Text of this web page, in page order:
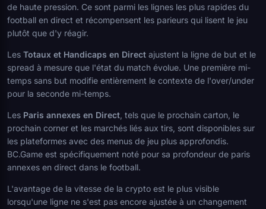
de haute pression. Ce sont parmi les lignes les plus rapides du
football en direct et récompensent les parieurs qui lisent le jeu
plutôt que d'y réagir.
Les Totaux et Handicaps en Direct ajustent la ligne de but et le
spread à mesure que l'état du match évolue. Une première mi-
temps sans but modifie entièrement le contexte de l'over/under
pour la seconde mi-temps.
Les Paris annexes en Direct , tels que le prochain carton, le
prochain corner et les marchés liés aux tirs, sont disponibles sur
les plateformes avec des menus de jeu plus approfondis.
BC.Game est spécifiquement noté pour sa profondeur de paris
annexes en direct dans le football.
L'avantage de la vitesse de la crypto est le plus visible
lorsqu'une ligne ne s'est pas encore ajustée à un changement